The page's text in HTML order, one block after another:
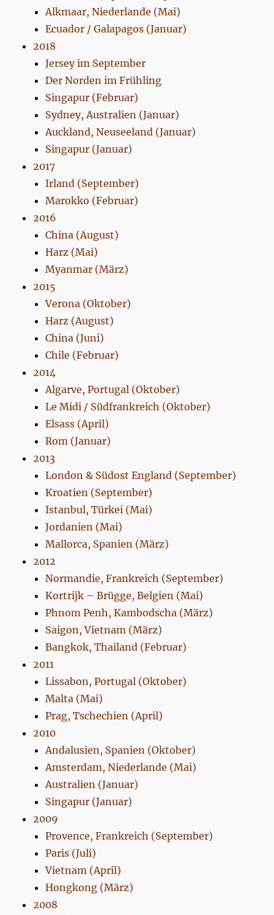
Alkmaar, Niederlande (Mai)
Ecuador / Galapagos (Januar)
2018
Jersey im September
Der Norden im Frühling
Singapur (Februar)
Sydney, Australien (Januar)
Auckland, Neuseeland (Januar)
Singapur (Januar)
2017
Irland (September)
Marokko (Februar)
2016
China (August)
Harz (Mai)
Myanmar (März)
2015
Verona (Oktober)
Harz (August)
China (Juni)
Chile (Februar)
2014
Algarve, Portugal (Oktober)
Le Midi / Südfrankreich (Oktober)
Elsass (April)
Rom (Januar)
2013
London & Südost England (September)
Kroatien (September)
Istanbul, Türkei (Mai)
Jordanien (Mai)
Mallorca, Spanien (März)
2012
Normandie, Frankreich (September)
Kortrijk – Brügge, Belgien (Mai)
Phnom Penh, Kambodscha (März)
Saigon, Vietnam (März)
Bangkok, Thailand (Februar)
2011
Lissabon, Portugal (Oktober)
Malta (Mai)
Prag, Tschechien (April)
2010
Andalusien, Spanien (Oktober)
Amsterdam, Niederlande (Mai)
Australien (Januar)
Singapur (Januar)
2009
Provence, Frankreich (September)
Paris (Juli)
Vietnam (April)
Hongkong (März)
2008